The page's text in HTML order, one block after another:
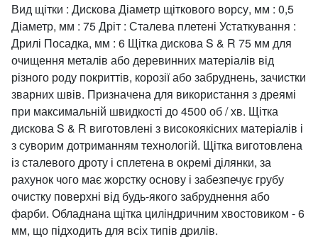
Вид щітки : Дискова Діаметр щіткового ворсу, мм : 0,5
Діаметр, мм : 75 Дріт : Сталева плетені Устаткування :
Дрилі Посадка, мм : 6 Щітка дискова S & R 75 мм для
очищення металів або деревинних матеріалів від
різного роду покриттів, корозії або забруднень, зачистки
зварних швів. Призначена для використання з дреямі
при максимальній швидкості до 4500 об / хв. Щітка
дискова S & R виготовлені з високоякісних матеріалів і
з суворим дотриманням технологій. Щітка виготовлена
із сталевого дроту і сплетена в окремі ділянки, за
рахунок чого має жорстку основу і забезпечує грубу
очистку поверхні від будь-якого забруднення або
фарби. Обладнана щітка циліндричним хвостовиком - 6
мм, що підходить для всіх типів дрилів.